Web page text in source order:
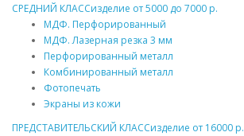
СРЕДНИЙ КЛАССизделие от5000 до 7000 р.
МДФ. Перфорированный
МДФ. Лазерная резка 3 мм
Перфорированный металл
Комбинированный металл
Фотопечать
Экраны из кожи
ПРЕДСТАВИТЕЛЬСКИЙ КЛАССизделие от 16000 р.